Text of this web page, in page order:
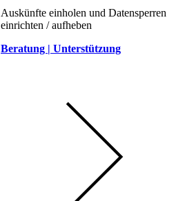
Auskünfte einholen und Datensperren
einrichten / aufheben
Beratung | Unterstützung